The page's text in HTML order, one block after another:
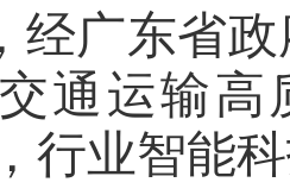
经广东省
通运输高
行业智能